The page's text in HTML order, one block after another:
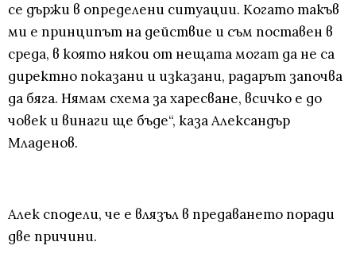
се държи в определени ситуации. Когато такъв
ми е принципът на действие и съм поставен в
среда, в която някои от нещата могат да не са
директно показани и изказани, радарът започва
да бяга. Нямам схема за харесване, всичко е до
човек и винаги ще бъде“, каза Александър
Младенов.
Алек сподели, че е влязъл в предаването поради
две причини.